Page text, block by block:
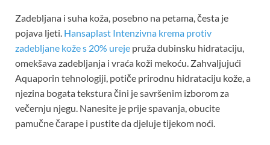
Zadebljana i suha koža, posebno na petama, česta je
pojava ljeti. Hansaplast Intenzivna krema protiv
zadebljane kože s 20% ureje pruža dubinsku hidrataciju,
omekšava zadebljanja i vraća koži mekoću. Zahvaljujući
Aquaporin tehnologiji, potiče prirodnu hidrataciju kože, a
njezina bogata tekstura čini je savršenim izborom za
večernju njegu. Nanesite je prije spavanja, obucite
pamučne čarape i pustite da djeluje tijekom noći.